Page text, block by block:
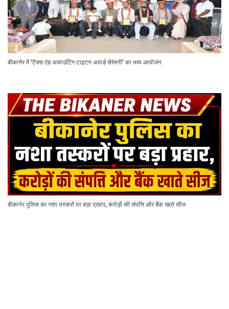
बीकानेर में ‘टैक्स एंड अकाउंटिंग टाइटन अवार्ड सेरेमनी’ का भव्य आयोजन
बीकानेर पुलिस का नशा तस्करों पर बड़ा प्रहार, करोड़ों की संपत्ति और बैंक खाते सीज